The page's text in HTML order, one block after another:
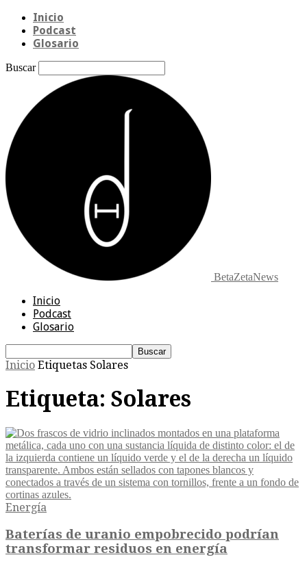
Inicio
Podcast
Glosario
Buscar
BetaZetaNews
Inicio
Podcast
Glosario
Inicio Etiquetas Solares
Etiqueta: Solares
Energía
Baterías de uranio empobrecido podrían
transformar residuos en energía